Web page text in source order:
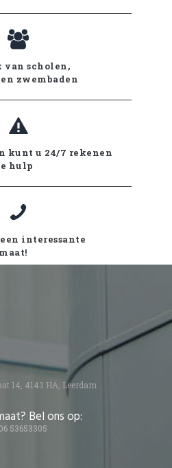
van scholen,
zwembaden
kunt u 24/7 rekenen
hulp
interessante
14, 4143 HA, Leerdam
Bel ons op:
53653305